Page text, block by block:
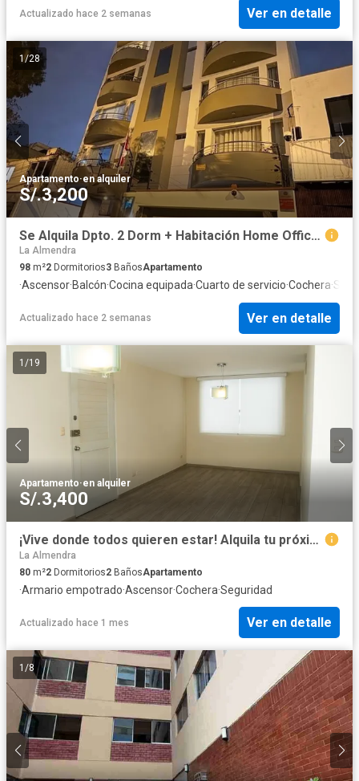
Actualizado hace 2 semanas Ver en detalle
1/28
Apartamento·en alquiler
S/.3,200
Se Alquila Dpto. 2 Dorm + Habitación Home Office, 2 Estacionamientos, 98 m² Calle Teruel - Miraflores
La Almendra
98 m²2 Dormitorios3 BañosApartamento
·Ascensor·Balcón·Cocina equipada·Cuarto de servicio·Cochera·
Actualizado hace 2 semanas Ver en detalle
1 /19
Apartamento·en alquiler
S/.3,400
¡Vive donde todos quieren estar! Alquila tu próximo hogar en el corazón de Miraflores
La Almendra
80 m²2 Dormitorios2 BañosApartamento
·Armario empotrado·Ascensor·Cochera·Seguridad
Actualizado hace 1 mes Ver en detalle
1 /8